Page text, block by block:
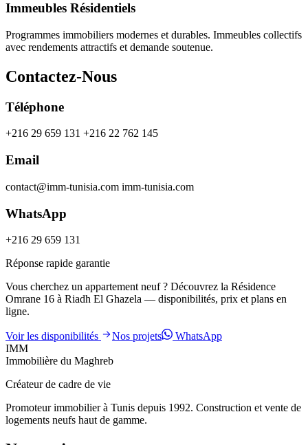
Immeubles Résidentiels
Programmes immobiliers modernes et durables. Immeubles collectifs
avec rendements attractifs et demande soutenue.
Contactez-Nous
Téléphone
+216 29 659 131 +216 22 762 145
Email
contact@imm-tunisia.com imm-tunisia.com
WhatsApp
+216 29 659 131
Réponse rapide garantie
Vous cherchez un appartement neuf ? Découvrez la Résidence
Omrane 16 à Riadh El Ghazela — disponibilités, prix et plans en
ligne.
Voir les disponibilités Nos projets
WhatsApp
IMM
Immobilière du Maghreb
Créateur de cadre de vie
Promoteur immobilier à Tunis depuis 1992. Construction et vente de
logements neufs haut de gamme.